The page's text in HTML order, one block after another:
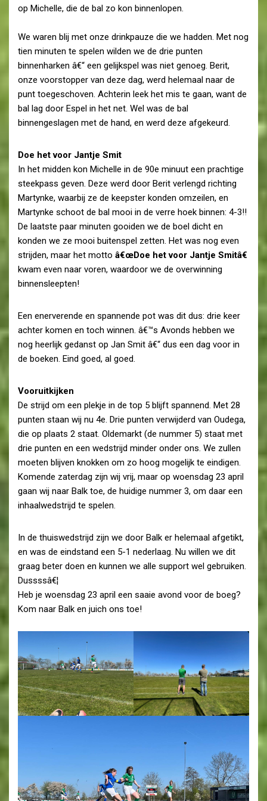
op Michelle, die de bal zo kon binnenlopen.
We waren blij met onze drinkpauze die we hadden. Met nog
tien minuten te spelen wilden we de drie punten
binnenharken â€“ een gelijkspel was niet genoeg. Berit,
onze voorstopper van deze dag, werd helemaal naar de
punt toegeschoven. Achterin leek het mis te gaan, want de
bal lag door Espel in het net. Wel was de bal
binnengeslagen met de hand, en werd deze afgekeurd.
Doe het voor Jantje Smit
In het midden kon Michelle in de 90e minuut een prachtige
steekpass geven. Deze werd door Berit verlengd richting
Martynke, waarbij ze de keepster konden omzeilen, en
Martynke schoot de bal mooi in de verre hoek binnen: 4-3!!
De laatste paar minuten gooiden we de boel dicht en
konden we ze mooi buitenspel zetten. Het was nog even
strijden, maar het motto â€œDoe het voor Jantje Smitâ€
kwam even naar voren, waardoor we de overwinning
binnensleepten!
Een enerverende en spannende pot was dit dus: drie keer
achter komen en toch winnen. â€™s Avonds hebben we
nog heerlijk gedanst op Jan Smit â€“ dus een dag voor in
de boeken. Eind goed, al goed.
Vooruitkijken
De strijd om een plekje in de top 5 blijft spannend. Met 28
punten staan wij nu 4e. Drie punten verwijderd van Oudega,
die op plaats 2 staat. Oldemarkt (de nummer 5) staat met
drie punten en een wedstrijd minder onder ons. We zullen
moeten blijven knokken om zo hoog mogelijk te eindigen.
Komende zaterdag zijn wij vrij, maar op woensdag 23 april
gaan wij naar Balk toe, de huidige nummer 3, om daar een
inhaalwedstrijd te spelen.
In de thuiswedstrijd zijn we door Balk er helemaal afgetikt,
en was de eindstand een 5-1 nederlaag. Nu willen we dit
graag beter doen en kunnen we alle support wel gebruiken.
Dussssâ€¦
Heb je woensdag 23 april een saaie avond voor de boeg?
Kom naar Balk en juich ons toe!